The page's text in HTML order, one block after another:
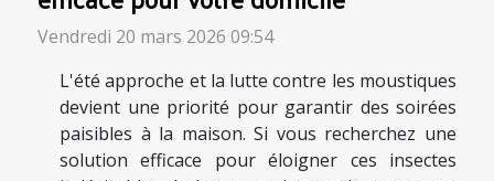
Vendredi 20 mars 2026 09:54
L'été approche et la lutte contre les moustiques
devient une priorité pour garantir des soirées
paisibles à la maison. Si vous recherchez une
solution efficace pour éloigner ces insectes